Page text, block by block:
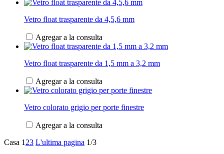
Vetro float trasparente da 4,5,6 mm
Agregar a la consulta
Vetro float trasparente da 1,5 mm a 3,2 mm
Agregar a la consulta
Vetro colorato grigio per porte finestre
Agregar a la consulta
Casa 1 23 L'ultima pagina 1/3